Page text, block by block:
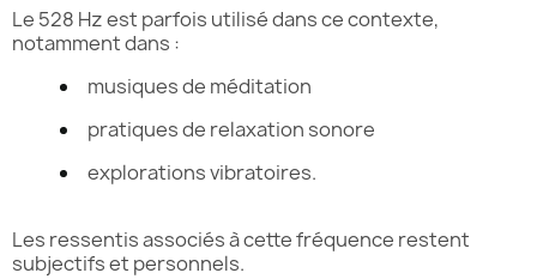
Le 528 Hz est parfois utilisé dans ce contexte,
notamment dans :
musiques de méditation
pratiques de relaxation sonore
explorations vibratoires.
Les ressentis associés à cette fréquence restent
subjectifs et personnels.